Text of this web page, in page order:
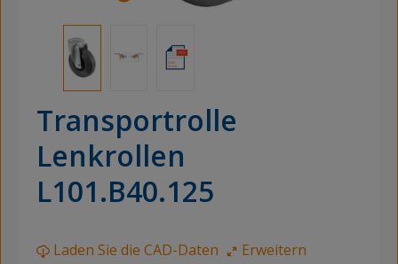
Transportrolle
Lenkrollen
L101.B40.125
Laden Sie die CAD-Daten Erweitern